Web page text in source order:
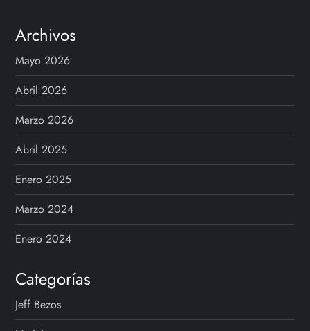
Archivos
Mayo 2026
Abril 2026
Marzo 2026
Abril 2025
Enero 2025
Marzo 2024
Enero 2024
Categorías
Jeff Bezos